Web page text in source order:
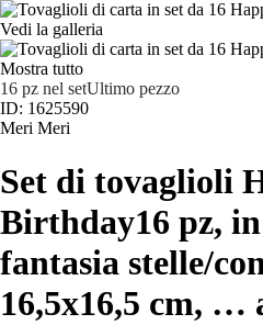
Vedi la galleria
Mostra tutto
16 pz nel setUltimo pezzo
ID: 1625590
Meri Meri
Set di tovaglioli
Birthday16 pz,
fantasia stelle/
16,5x16,5 cm, …